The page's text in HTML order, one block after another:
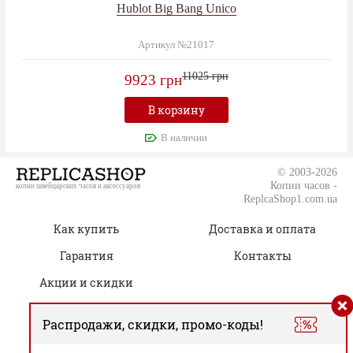
Hublot Big Bang Unico
Артикул №21017
9923 грн11025 грн
В корзину
В наличии
копии швейцарских часов и аксессуаров
© 2003-2026
Копии часов -
ReplcaShop1.com.ua
Как купить
Доставка и оплата
Гарантия
Контакты
Акции и скидки
(050) 805-76-96
Распродажи, скидки, промо-коды!